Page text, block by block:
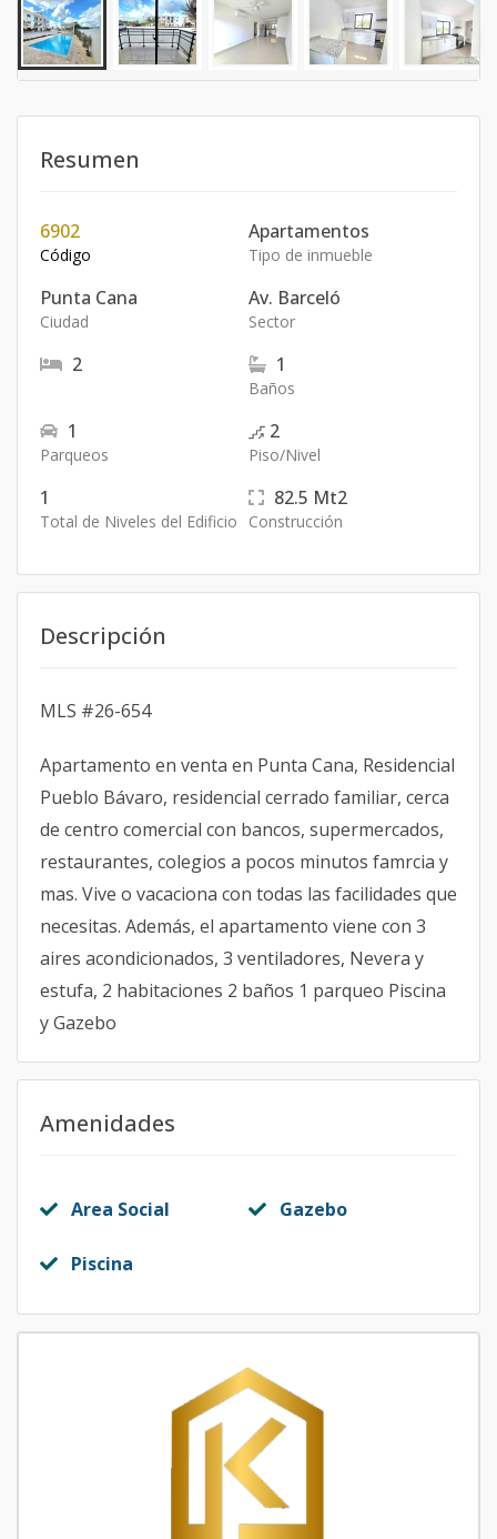
Resumen
6902
Código
Apartamentos
Tipo de inmueble
Punta Cana
Ciudad
Av. Barceló
Sector
2 1
Baños
1
Parqueos
2
Piso/Nivel
1
Total de Niveles del Edificio
82.5 Mt2
Construcción
Descripción
MLS #26-654
Apartamento en venta en Punta Cana, Residencial
Pueblo Bávaro, residencial cerrado familiar, cerca
de centro comercial con bancos, supermercados,
restaurantes, colegios a pocos minutos famrcia y
mas. Vive o vacaciona con todas las facilidades que
necesitas. Además, el apartamento viene con 3
aires acondicionados, 3 ventiladores, Nevera y
estufa, 2 habitaciones 2 baños 1 parqueo Piscina
y Gazebo
Amenidades
Area Social Gazebo
Piscina